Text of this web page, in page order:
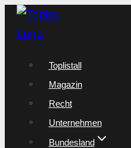
Zum
Inhalt
Toplistall
Magazin
Recht
Unternehmen
Bundesland